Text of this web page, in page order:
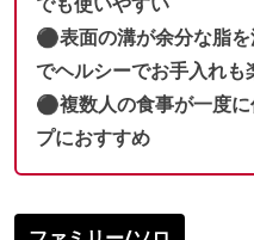
⚫︎表面の溝が余分な脂
でヘルシーでお手入れも
⚫︎複数人の食事が一度
プにおすすめ